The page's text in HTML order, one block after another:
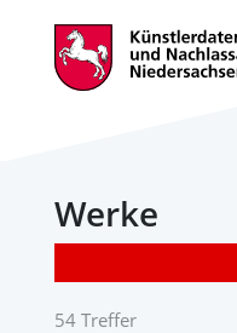
Werke
54 Treffer